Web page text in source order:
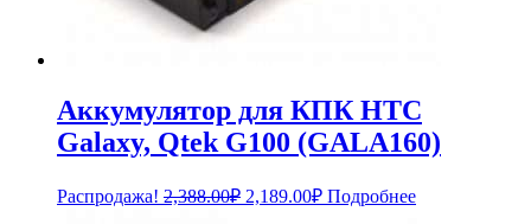
Аккумулятор для КПК HTC
Galaxy, Qtek G100 (GALA160)
Распродажа! 2,388.00₽ Первоначальная
2,189.00₽Текущая
цена:
Подробнее